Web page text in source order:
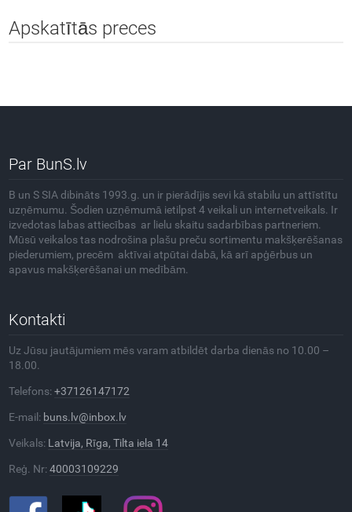
Apskatītās preces
Par BunS.lv
B un S SIA dibināts 1993.g. un ir pierādījis sevi kā stabilu un attīstītu
uzņēmumu. Šodien uzņēmumā ietilpst 4 veikali un internetveikals. Ir
izvedotas labas attiecības ar lielu skaitu sadarbības partneriem.
Mūsū veikalos tas nodrošina plašu preču sortimentu makšķerēšanas
piederumiem, precēm aktīvai atpūtai dabā, kā arī apģērbus un
apavus makšķerēšanai un medībām.
Kontakti
Uz Jūsu jautājumiem mēs varam atbildēt darba dienās no 10.00 –
18.00.
Telefons:+37126147172
E-mail: buns.lv@inbox.lv
Veikals: Latvija, Rīga, Tilta iela 14
Reģ. Nr:40003109229